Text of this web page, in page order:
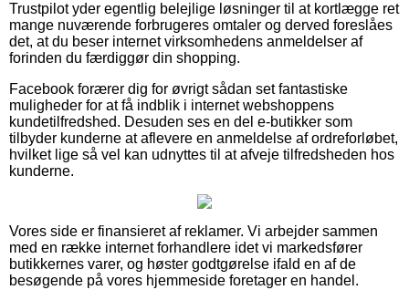
Trustpilot yder egentlig belejlige løsninger til at kortlægge ret
mange nuværende forbrugeres omtaler og derved foreslåes
det, at du beser internet virksomhedens anmeldelser af
forinden du færdiggør din shopping.
Facebook forærer dig for øvrigt sådan set fantastiske
muligheder for at få indblik i internet webshoppens
kundetilfredshed. Desuden ses en del e-butikker som
tilbyder kunderne at aflevere en anmeldelse af ordreforløbet,
hvilket lige så vel kan udnyttes til at afveje tilfredsheden hos
kunderne.
Vores side er finansieret af reklamer. Vi arbejder sammen
med en række internet forhandlere idet vi markedsfører
butikkernes varer, og høster godtgørelse ifald en af de
besøgende på vores hjemmeside foretager en handel.